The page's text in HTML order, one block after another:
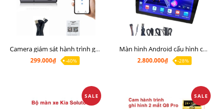
Camera giám sát hành trình giá rẻ, cam hành trình cho màn Android, cam hành trình kết nối điện thoại
299.000₫
-40%
Màn hình Android cấu hình cao Ram 6G Rom 128G chip 8 nhân 8581
2.800.000₫
-28%
SALE SALE